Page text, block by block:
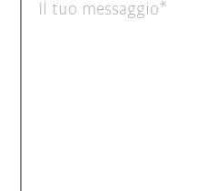
Il tuo messaggio